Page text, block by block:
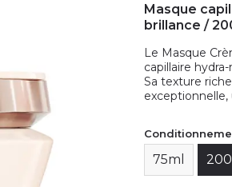
Masque
brillance /
Le Masque
capillaire
Sa texture
75ml